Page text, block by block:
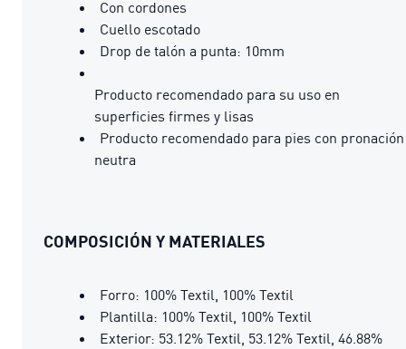
Con cordones
Cuello escotado
Drop de talón a punta: 10mm
Producto recomendado para su uso en
superficies firmes y lisas
Producto recomendado para pies con pronación
neutra
COMPOSICIÓN Y MATERIALES
Forro: 100% Textil, 100% Textil
Plantilla: 100% Textil, 100% Textil
Exterior: 53.12% Textil, 53.12% Textil, 46.88%